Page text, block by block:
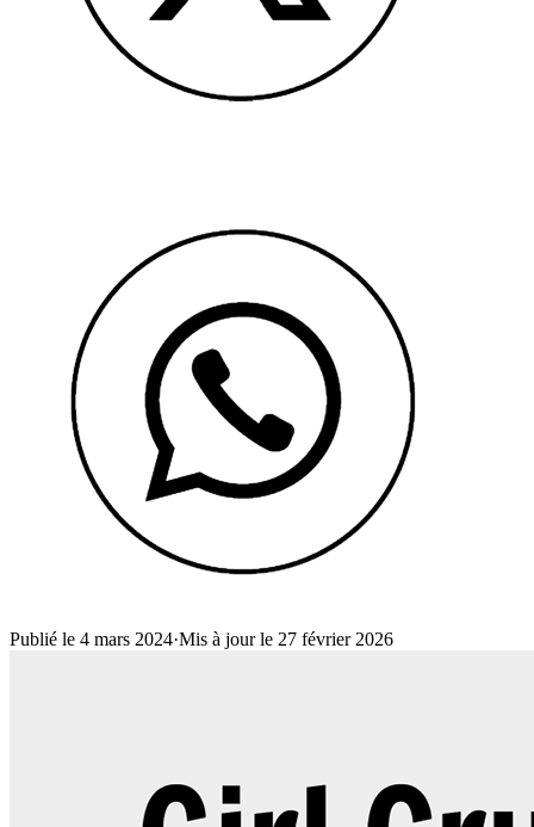
Publié le 4 mars 2024·Mis à jour le 27 février 2026